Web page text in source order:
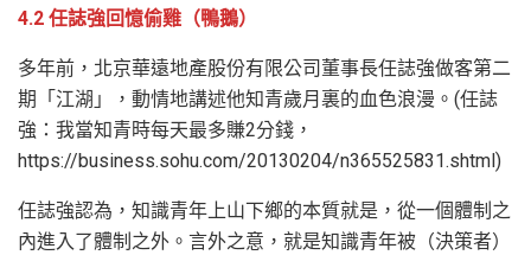
4.2 任誌強回憶偷雞（鴨鵝）
多年前，北京華遠地產股份有限公司董事長任誌強做客第二
期「江湖」，動情地講述他知青歲月裏的血色浪漫。(任誌
強：我當知青時每天最多賺2分錢，
https://business.sohu.com/20130204/n365525831.shtml)
任誌強認為，知識青年上山下鄉的本質就是，從一個體制之
內進入了體制之外。言外之意，就是知識青年被（決策者）